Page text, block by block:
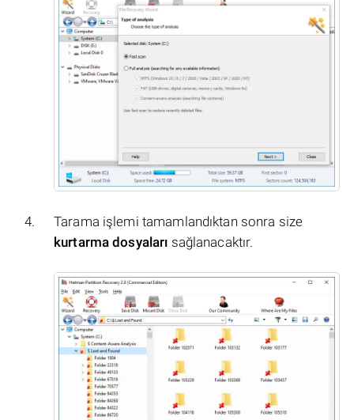
Tarama işlemi tamamlandıktan sonra size
kurtarma dosyaları sağlanacaktır.